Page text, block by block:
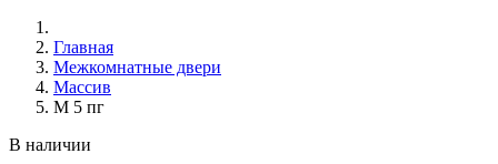
Главная
Межкомнатные двери
Массив
М 5 пг
В наличии